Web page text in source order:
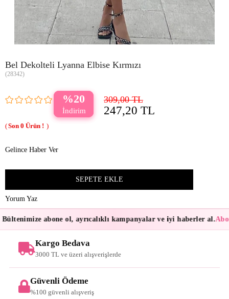
Bel Dekolteli Lyanna Elbise Kırmızı
(28342)
20 309,00 TL
247,20 TL
0
Gelince Haber Ver
Yorum Yaz
abone ol, ayrıcalıklı kampanyalar ve iyi haberler al.
Kargo Bedava
3000 TL ve üzeri alışverişlerde
Güvenli Ödeme
%100 güvenli alışveriş